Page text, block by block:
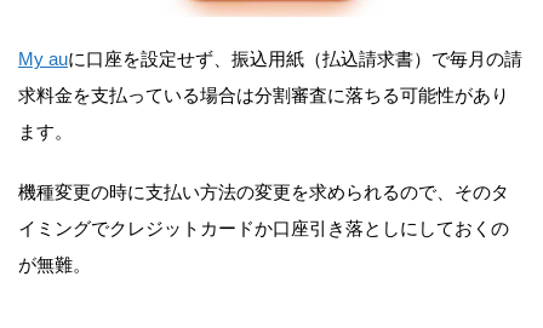
My auに口座を設定せず、振込用紙（払込請求書）で毎月の請
求料金を支払っている場合は分割審査に落ちる可能性があり
ます。
機種変更の時に支払い方法の変更を求められるので、そのタ
イミングでクレジットカードか口座引き落としにしておくの
が無難。